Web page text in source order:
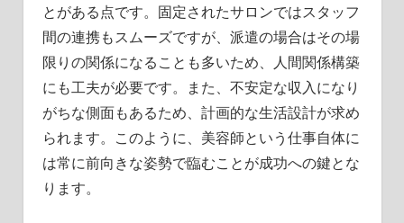
とがある点です。固定されたサロンではスタッフ
間の連携もスムーズですが、派遣の場合はその場
限りの関係になることも多いため、人間関係構築
にも工夫が必要です。また、不安定な収入になり
がちな側面もあるため、計画的な生活設計が求め
られます。このように、美容師という仕事自体に
は常に前向きな姿勢で臨むことが成功への鍵とな
ります。